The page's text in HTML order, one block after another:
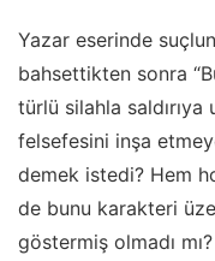
Yazar eserinde
bahsettikten sonra
türlü silahla saldırıya
felsefesini inşa
demek istedi? Hem
de bunu karakteri
göstermiş olmadı